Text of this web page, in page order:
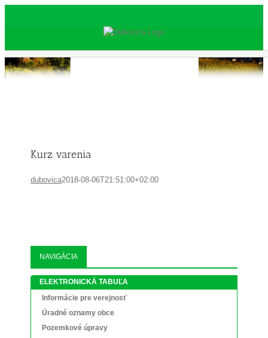
Kurz varenia
dubovica2018-08-06T21:51:00+02:00
NAVIGÁCIA
ELEKTRONICKÁ TABUĽA
Informácie pre verejnosť
Úradné oznamy obce
Pozemkové úpravy